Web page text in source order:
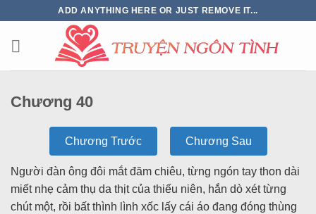
ADD ANYTHING HERE OR JUST REMOVE IT...
Chương 40
Chương Trước Chương Sau
Người đàn ông đôi mắt đăm chiêu, từng ngón tay thon dài
miết nhẹ cảm thụ da thịt của thiếu niên, hắn dò xét từng
chút một, rồi bất thình lình xốc lấy cái áo đang đóng thùng